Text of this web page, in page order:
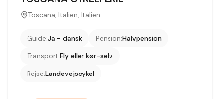
Toscana, Italien, Italien
Guide:Ja - dansk Pension:Halvpension
Transport:Fly eller kør-selv
Rejse:Landevejscykel